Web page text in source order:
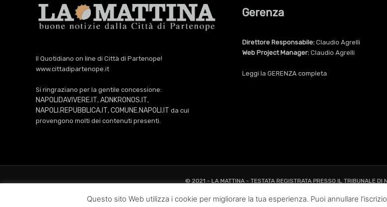
Il Quotidiano on line di Città di Partenope!
www.cittadipartenope.it
Si ringraziano per la gentile concessione:
NAPOLIDAVIVERE.IT, ADNKRONOS.IT,
NAPOLI.REPUBBLICA.IT, COMUNE.NAPOLI.IT da cui
provengono molti dei contenuti presenti.
Gerenza
Direttore Responsabile: Claudio Agrelli
Web Project Manager: Claudio Agrelli
Leggi la GERENZA completa
© 2021 - LA MATTINA - TESTATA REGISTRATA PRESSO IL TRIBUNALE
Web Project and DesignAgrelli&Basta Pubblicità
Questo sito Web utilizza i cookie per migliorare la tua esperienza. Puoi annullare